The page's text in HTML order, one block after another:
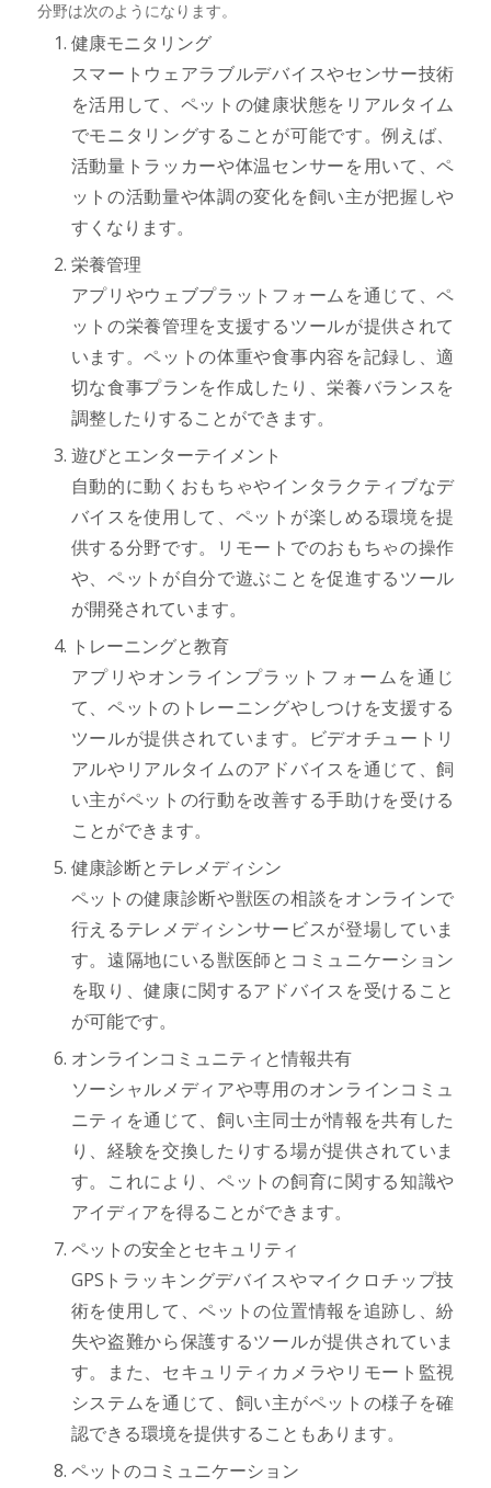
分野は次のようになります。
健康モニタリング
スマートウェアラブルデバイスやセンサー技術
を活用して、ペットの健康状態をリアルタイム
でモニタリングすることが可能です。例えば、
活動量トラッカーや体温センサーを用いて、ペ
ットの活動量や体調の変化を飼い主が把握しや
すくなります。
栄養管理
アプリやウェブプラットフォームを通じて、ペ
ットの栄養管理を支援するツールが提供されて
います。ペットの体重や食事内容を記録し、適
切な食事プランを作成したり、栄養バランスを
調整したりすることができます。
遊びとエンターテイメント
自動的に動くおもちゃやインタラクティブなデ
バイスを使用して、ペットが楽しめる環境を提
供する分野です。リモートでのおもちゃの操作
や、ペットが自分で遊ぶことを促進するツール
が開発されています。
トレーニングと教育
アプリやオンラインプラットフォームを通じ
て、ペットのトレーニングやしつけを支援する
ツールが提供されています。ビデオチュートリ
アルやリアルタイムのアドバイスを通じて、飼
い主がペットの行動を改善する手助けを受ける
ことができます。
健康診断とテレメディシン
ペットの健康診断や獣医の相談をオンラインで
行えるテレメディシンサービスが登場していま
す。遠隔地にいる獣医師とコミュニケーション
を取り、健康に関するアドバイスを受けること
が可能です。
オンラインコミュニティと情報共有
ソーシャルメディアや専用のオンラインコミュ
ニティを通じて、飼い主同士が情報を共有した
り、経験を交換したりする場が提供されていま
す。これにより、ペットの飼育に関する知識や
アイディアを得ることができます。
ペットの安全とセキュリティ
GPSトラッキングデバイスやマイクロチップ技
術を使用して、ペットの位置情報を追跡し、紛
失や盗難から保護するツールが提供されていま
す。また、セキュリティカメラやリモート監視
システムを通じて、飼い主がペットの様子を確
認できる環境を提供することもあります。
ペットのコミュニケーション